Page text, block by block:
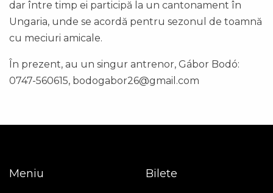
dar între timp ei participă la un cantonament în
Ungaria, unde se acordă pentru sezonul de toamnă
cu meciuri amicale.
În prezent, au un singur antrenor, Gábor Bodó:
0747-560615, bodogabor26@gmail.com
Meniu Bilete